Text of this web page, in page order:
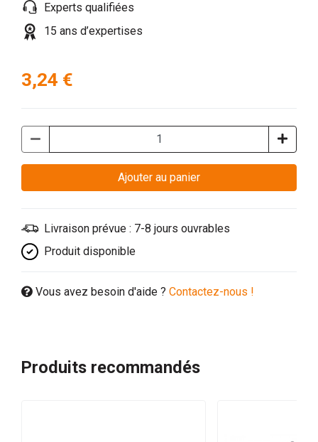
Experts qualifiées
15 ans d’expertises
3,24 €
Ajouter au panier
Livraison prévue : 7-8 jours ouvrables
Produit disponible
Vous avez besoin d'aide ? Contactez-nous !
Produits recommandés